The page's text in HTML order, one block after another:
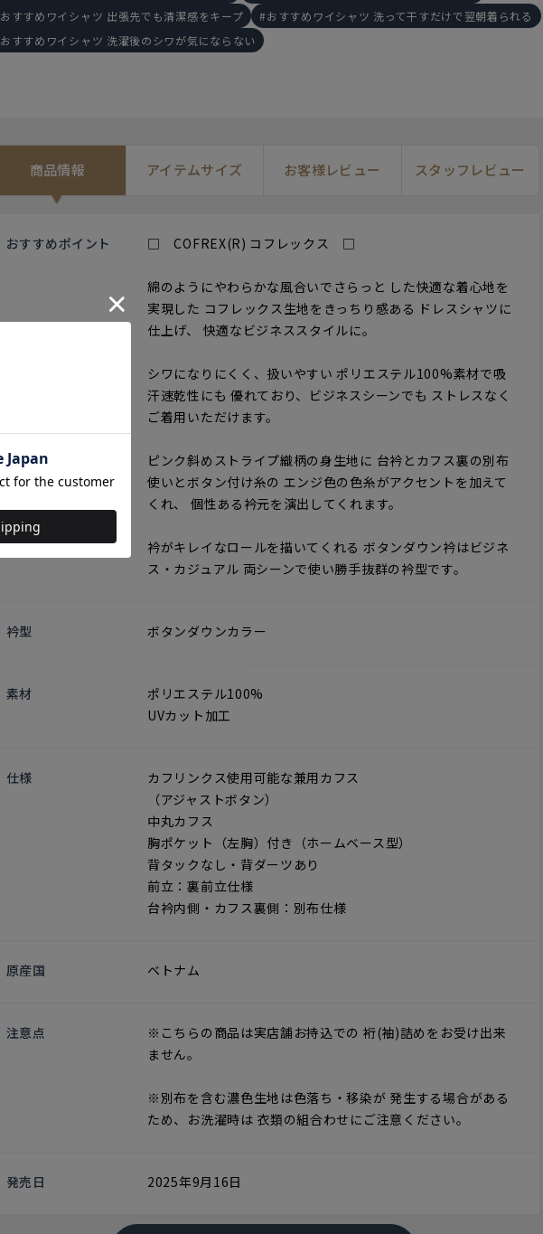
おすすめワイシャツ 出張先でも清潔感をキープ
おすすめワイシャツ 洗って干すだけで翌朝着られる
おすすめワイシャツ 洗濯後のシワが気にならない
商品情報 アイテムサイズ お客様レビュー スタッフレビュー
おすすめポイント □ COFREX(R) コフレックス □
綿のようにやわらかな風合いでさらっと した快適な着心地を
実現した コフレックス生地をきっちり感ある ドレスシャツに
仕上げ、 快適なビジネススタイルに。
シワになりにくく、扱いやすい ポリエステル100%素材で吸
汗速乾性にも 優れており、ビジネスシーンでも ストレスなく
ご着用いただけます。
ピンク斜めストライプ織柄の身生地に 台衿とカフス裏の別布
使いとボタン付け糸の エンジ色の色糸がアクセントを加えて
くれ、 個性ある衿元を演出してくれます。
衿がキレイなロールを描いてくれる ボタンダウン衿はビジネ
ス・カジュアル 両シーンで使い勝手抜群の衿型です。
衿型 ボタンダウンカラー
素材
ポリエステル100%
UVカット加工
仕様
カフリンクス使用可能な兼用カフス
（アジャストボタン）
中丸カフス
胸ポケット（左胸）付き（ホームベース型）
背タックなし・背ダーツあり
前立：裏前立仕様
台衿内側・カフス裏側：別布仕様
原産国 ベトナム
注意点
※こちらの商品は実店舗お持込での 裄(袖)詰めをお受け出来
ません。
※別布を含む濃色生地は色落ち・移染が 発生する場合がある
ため、お洗濯時は 衣類の組合わせにご注意ください。
発売日 2025年9月16日